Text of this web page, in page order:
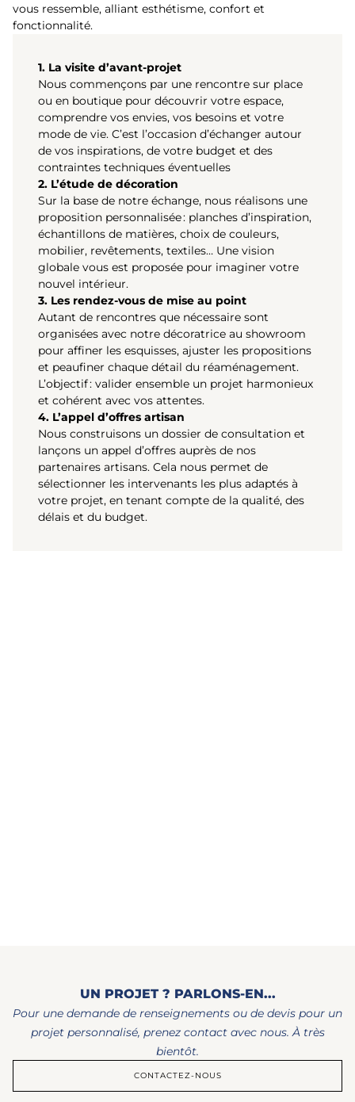
vous ressemble, alliant esthétisme, confort et
fonctionnalité.
1. La visite d’avant-projet
Nous commençons par une rencontre sur place
ou en boutique pour découvrir votre espace,
comprendre vos envies, vos besoins et votre
mode de vie. C’est l’occasion d’échanger autour
de vos inspirations, de votre budget et des
contraintes techniques éventuelles
2. L’étude de décoration
Sur la base de notre échange, nous réalisons une
proposition personnalisée : planches d’inspiration,
échantillons de matières, choix de couleurs,
mobilier, revêtements, textiles… Une vision
globale vous est proposée pour imaginer votre
nouvel intérieur.
3. Les rendez-vous de mise au point
Autant de rencontres que nécessaire sont
organisées avec notre décoratrice au showroom
pour affiner les esquisses, ajuster les propositions
et peaufiner chaque détail du réaménagement.
L’objectif : valider ensemble un projet harmonieux
et cohérent avec vos attentes.
4. L’appel d’offres artisan
Nous construisons un dossier de consultation et
lançons un appel d’offres auprès de nos
partenaires artisans. Cela nous permet de
sélectionner les intervenants les plus adaptés à
votre projet, en tenant compte de la qualité, des
délais et du budget.
UN PROJET ? PARLONS-EN...
Pour une demande de renseignements ou de devis pour un
projet personnalisé, prenez contact avec nous. À très
bientôt.
CONTACTEZ-NOUS